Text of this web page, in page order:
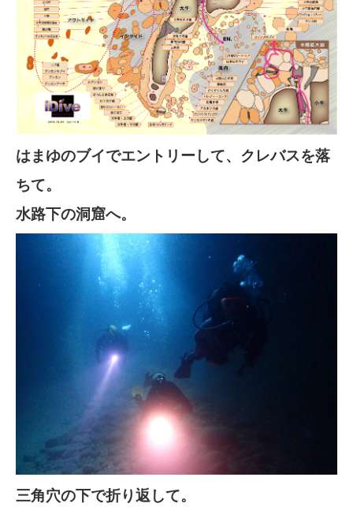
はまゆのブイでエントリーして、クレバスを落
ちて。
水路下の洞窟へ。
三角穴の下で折り返して。